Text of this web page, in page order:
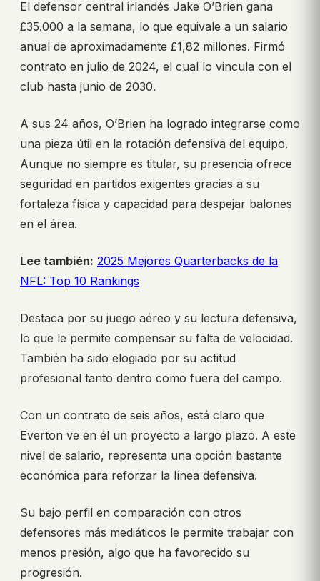
El defensor central irlandés Jake O’Brien gana
£35.000 a la semana, lo que equivale a un salario
anual de aproximadamente £1,82 millones. Firmó
contrato en julio de 2024, el cual lo vincula con el
club hasta junio de 2030.
A sus 24 años, O’Brien ha logrado integrarse como
una pieza útil en la rotación defensiva del equipo.
Aunque no siempre es titular, su presencia ofrece
seguridad en partidos exigentes gracias a su
fortaleza física y capacidad para despejar balones
en el área.
Lee también: 2025 Mejores Quarterbacks de la
NFL: Top 10 Rankings
Destaca por su juego aéreo y su lectura defensiva,
lo que le permite compensar su falta de velocidad.
También ha sido elogiado por su actitud
profesional tanto dentro como fuera del campo.
Con un contrato de seis años, está claro que
Everton ve en él un proyecto a largo plazo. A este
nivel de salario, representa una opción bastante
económica para reforzar la línea defensiva.
Su bajo perfil en comparación con otros
defensores más mediáticos le permite trabajar con
menos presión, algo que ha favorecido su
progresión.